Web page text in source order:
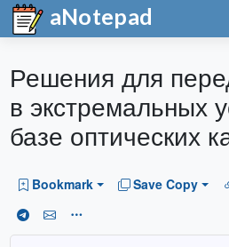
aNotepad
Решения для
в экстремальных
базе оптических
Bookmark Save Copy